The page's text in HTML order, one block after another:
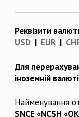
Реквізити
USD | EUR |
Для
іноземній
Найменування
SNCE «NCSH